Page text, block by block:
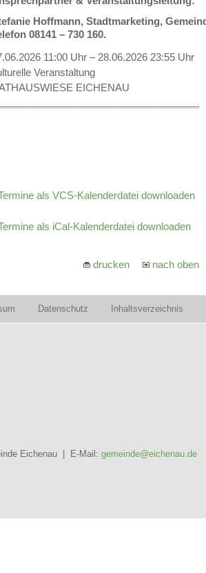
Hoffmann, Stadtmarketing,
08141 – 730 160.
11:00 Uhr – 28.06.2026 23:55 Uhr
Veranstaltung
EICHENAU
als VCS-Kalenderdatei downloaden
als iCal-Kalenderdatei downloaden
drucken nach oben
Datenschutz Inhaltsverzeichnis
Eichenau | E-Mail: gemeinde@eichenau.de